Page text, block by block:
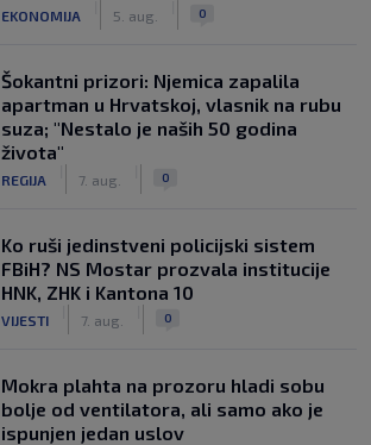
EKONOMIJA 5. aug. 0
Šokantni prizori: Njemica zapalila
apartman u Hrvatskoj, vlasnik na rubu
suza; "Nestalo je naših 50 godina
života"
REGIJA 7. aug. 0
Ko ruši jedinstveni policijski sistem
FBiH? NS Mostar prozvala institucije
HNK, ZHK i Kantona 10
VIJESTI 7. aug. 0
Mokra plahta na prozoru hladi sobu
bolje od ventilatora, ali samo ako je
ispunjen jedan uslov